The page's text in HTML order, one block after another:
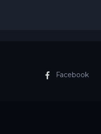
Facebook